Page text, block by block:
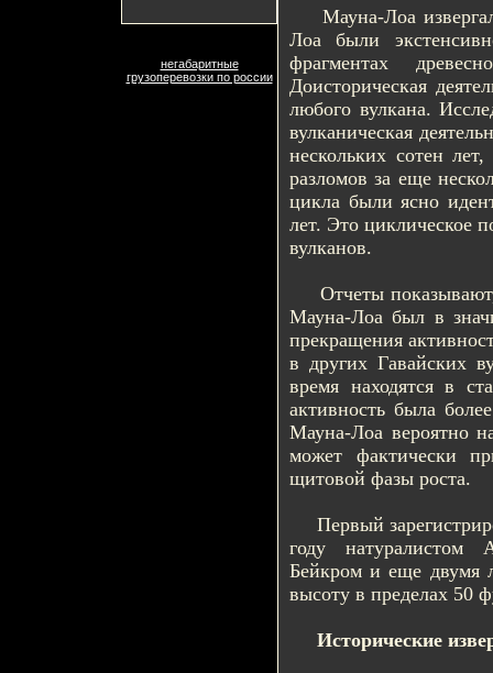
негабаритные
грузоперевозки по россии
Мауна-Лоа
Лоа были
фрагментах
Доисторическая
любого вулкана.
вулканическая
нескольких сотен
разломов за еще
цикла были ясно
лет. Это циклическое
вулканов.
Отчеты показывают,
Мауна-Лоа был в
прекращения
в других Гавайских
время находятся в
активность была
Мауна-Лоа вероятно
может фактически
щитовой фазы роста.
Первый
году натуралистом
Бейкром и еще двумя
высоту в пределах 50
Исторические